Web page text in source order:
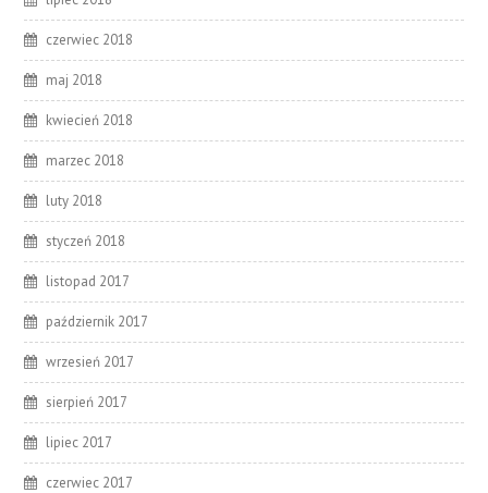
czerwiec 2018
maj 2018
kwiecień 2018
marzec 2018
luty 2018
styczeń 2018
listopad 2017
październik 2017
wrzesień 2017
sierpień 2017
lipiec 2017
czerwiec 2017